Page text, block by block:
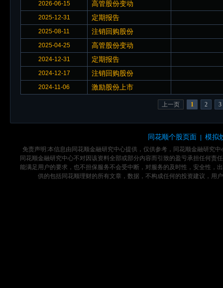
2026-06-15 高管股份变动
2025-12-31 定期报告
2025-08-11 注销回购股份
2025-04-25 高管股份变动
2024-12-31 定期报告
2024-12-17 注销回购股份
2024-11-06 激励股份上市
上一页 1 2 3
同花顺个股页面 模拟
免责声明:本信息由同花顺金融研究中心提供，仅供参考，同花顺金融研究
同花顺金融研究中心不对因该资料全部或部分内容而引致的盈亏承担任何
能满足用户的要求，也不担保服务不会受中断，对服务的及时性，安全性，
供的包括同花顺理财的所有文章，数据，不构成任何的投资建议，用